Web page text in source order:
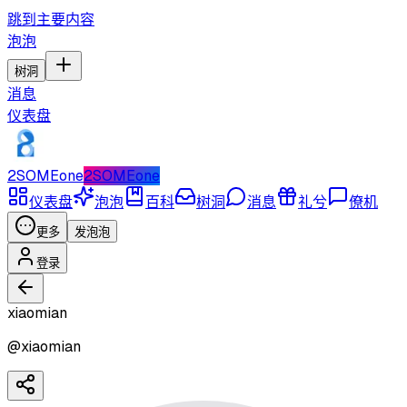
跳到主要内容
泡泡
树洞
消息
仪表盘
2SOMEone2SOMEone
仪表盘
泡泡 百科 树洞 消息 礼兮 僚机
更多 发泡泡
登录
xiaomian
@xiaomian